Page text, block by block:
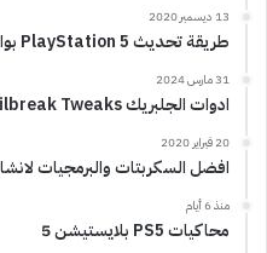
13 ديسمبر 2020
طريقة تحديث PlayStation 5 بواسطة USB وتثبيت النظام من جديد
31 مارس 2024
ادوات الجلبريك Jailbreak Tweaks
20 فبراير 2020
افضل السكربتات والبرمجيات
منذ 6 أيام
محاكيات PS5 بلايستيشن 5